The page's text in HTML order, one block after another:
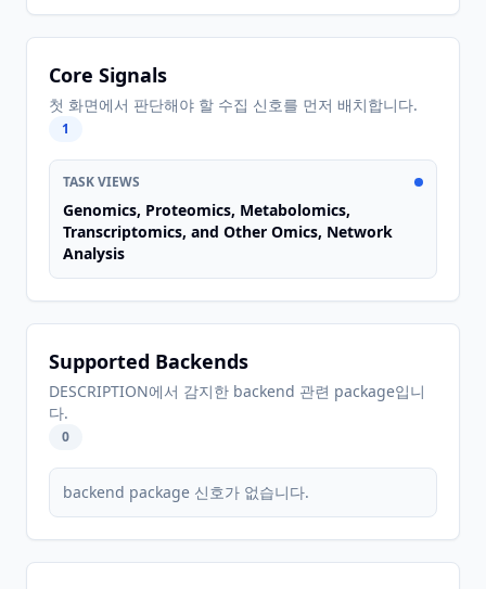
Core Signals
첫 화면에서 판단해야 할 수집 신호를 먼저 배치합니다.
1
TASK VIEWS
Genomics, Proteomics, Metabolomics,
Transcriptomics, and Other Omics, Network
Analysis
Supported Backends
DESCRIPTION에서 감지한 backend 관련 package입니
다.
0
backend package 신호가 없습니다.